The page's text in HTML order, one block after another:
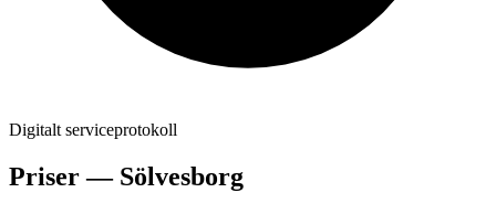
Digitalt serviceprotokoll
Priser — Sölvesborg